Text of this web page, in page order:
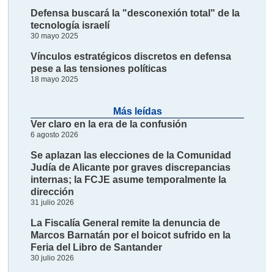
Defensa buscará la "desconexión total" de la
tecnología israelí
30 mayo 2025
Vínculos estratégicos discretos en defensa
pese a las tensiones políticas
18 mayo 2025
Más leídas
Ver claro en la era de la confusión
6 agosto 2026
Se aplazan las elecciones de la Comunidad
Judía de Alicante por graves discrepancias
internas; la FCJE asume temporalmente la
dirección
31 julio 2026
La Fiscalía General remite la denuncia de
Marcos Barnatán por el boicot sufrido en la
Feria del Libro de Santander
30 julio 2026